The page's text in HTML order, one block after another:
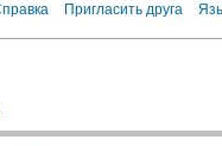
Пригласить друга